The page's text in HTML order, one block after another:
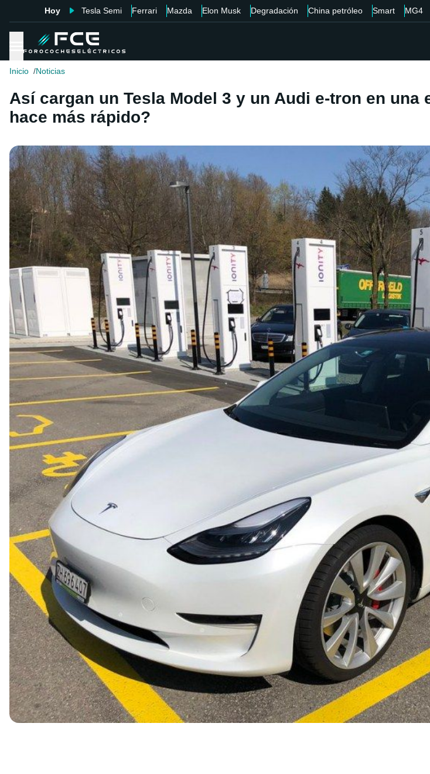
Hoy Tesla Semi Ferrari Mazda Elon Musk Degradación China petróleo Smart MG4
Inicio Noticias
Así cargan un Tesla Model 3 y un Audi e-tron en una
hace más rápido?